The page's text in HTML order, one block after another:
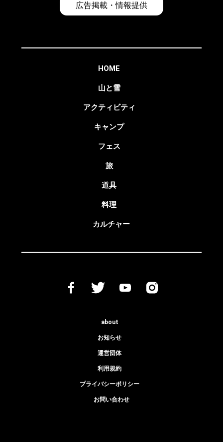
広告掲載・情報提供
HOME
山と雪
アクティビティ
キャンプ
フェス
旅
道具
料理
カルチャー
about
お知らせ
運営団体
利用規約
プライバシーポリシー
お問い合わせ